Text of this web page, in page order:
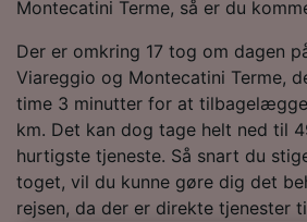
Montecatini Terme, så er du
Der er omkring 17 tog om dagen
Viareggio og Montecatini Terme,
time 3 minutter for at
km. Det kan dog tage helt ned til
hurtigste tjeneste. Så snart du
toget, vil du kunne gøre dig det
rejsen, da der er direkte tjenester